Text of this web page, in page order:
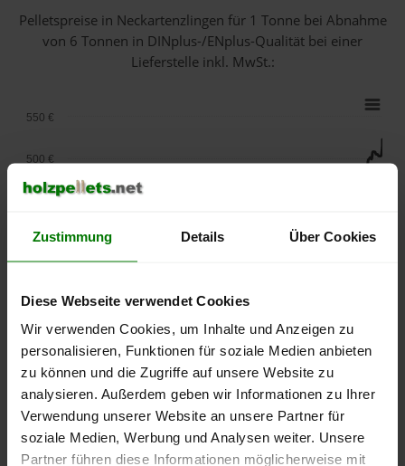
Zustimmung Details Über Cookies
Diese Webseite verwendet Cookies
Wir verwenden Cookies, um Inhalte und Anzeigen zu
personalisieren, Funktionen für soziale Medien anbieten
zu können und die Zugriffe auf unsere Website zu
analysieren. Außerdem geben wir Informationen zu Ihrer
Verwendung unserer Website an unsere Partner für
soziale Medien, Werbung und Analysen weiter. Unsere
Partner führen diese Informationen möglicherweise mit
Pelletspreise in Neckartenzlingen für 1 Tonne bei Abnahme
von 6 Tonnen in DINplus-/ENplus-Qualität bei einer
Lieferstelle inkl. MwSt.:
lose Ware Sackware
September
2025
Januar
2026
Mai
2026
250 €
300 €
400 €
500 €
550 €
Die aktuelle Preisentwicklung für Holzpellets in Deutschland